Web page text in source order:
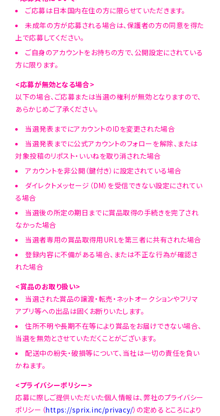
ご応募は日本国内在住の方に限らせていただきます。
未成年の方が応募される場合は、保護者の方の同意を得た
上で応募してください。
ご自身のアカウントをお持ちの方で、公開設定にされている
方に限ります。
<応募が無効となる場合>
以下の場合、ご応募または当選の権利が無効となりますので、
あらかじめご了承ください。
当選発表までにアカウントのIDを変更された場合
当選発表までに公式アカウントのフォローを解除、または
対象投稿のリポスト・いいねを取り消された場合
アカウントを非公開（鍵付き）に設定されている場合
ダイレクトメッセージ（DM）を受信できない設定にされてい
る場合
当選後の所定の期日までに賞品取得の手続きを完了され
なかった場合
当選者専用の賞品取得用URLを第三者に共有された場合
登録内容に不備がある場合、または不正な行為が確認さ
れた場合
<賞品のお取り扱い>
当選された賞品の譲渡・転売・ネットオークションやフリマ
アプリ等への出品は固くお断りいたします。
住所不明や長期不在等により賞品をお届けできない場合、
当選を無効とさせていただくことがございます。
配送中の紛失・破損等について、当社は一切の責任を負い
かねます。
<プライバシーポリシー>
応募に際しご提供いただいた個人情報は、弊社のプライバシー
ポリシー（https://sprix.inc/privacy/）の定めるところにより